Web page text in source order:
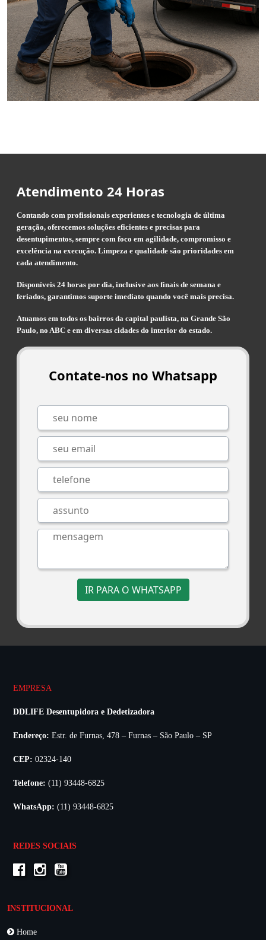
Atendimento 24 Horas
Contando com profissionais experientes e tecnologia de última
geração, oferecemos soluções eficientes e precisas para
desentupimentos, sempre com foco em agilidade, compromisso e
excelência na execução. Limpeza e qualidade são prioridades em
cada atendimento.
Disponíveis 24 horas por dia, inclusive aos finais de semana e
feriados, garantimos suporte imediato quando você mais precisa.
Atuamos em todos os bairros da capital paulista, na Grande São
Paulo, no ABC e em diversas cidades do interior do estado.
Contate-nos no Whatsapp
IR PARA O WHATSAPP
EMPRESA
DDLIFE Desentupidora e Dedetizadora
Endereço: Estr. de Furnas, 478 – Furnas – São Paulo – SP
CEP: 02324-140
Telefone: (11) 93448-6825
WhatsApp: (11) 93448-6825
REDES SOCIAIS
INSTITUCIONAL
Home